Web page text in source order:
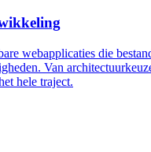
webapplicaties die
Van
hele traject.